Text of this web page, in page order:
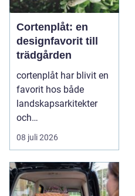
Cortenplåt: en
designfavorit till
trädgården
cortenplåt har blivit en
favorit hos både
landskapsarkitekter
och
trädgårdsentusiaster.
Det är ett m...
08 juli 2026